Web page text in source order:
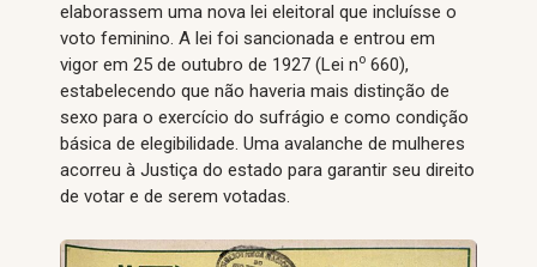
elaborassem uma nova lei eleitoral que incluísse o
voto feminino. A lei foi sancionada e entrou em
vigor em 25 de outubro de 1927 (Lei no 660),
estabelecendo que não haveria mais distinção de
sexo para o exercício do sufrágio e como condição
básica de elegibilidade. Uma avalanche de mulheres
acorreu à Justiça do estado para garantir seu direito
de votar e de serem votadas.